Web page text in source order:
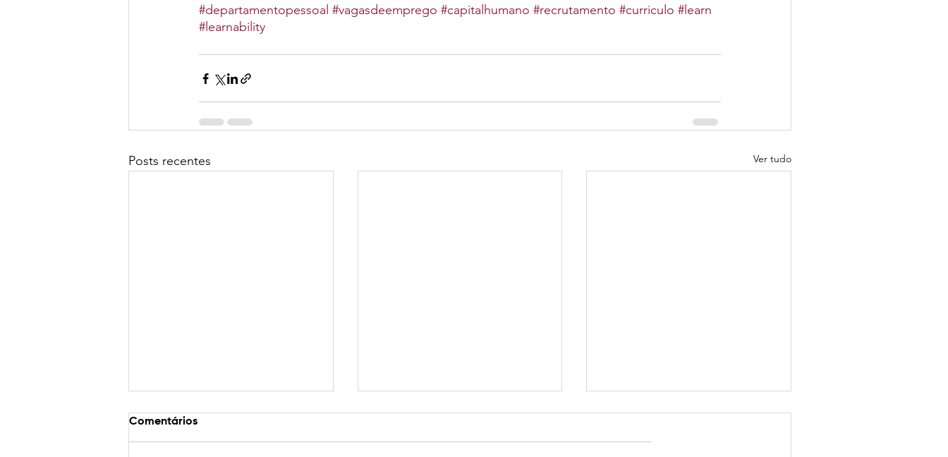
#departamentopessoal #vagasdeemprego #capitalhumano #recrutamento #curriculo #learn
#learnability
Posts recentes Ver tudo
Comentários